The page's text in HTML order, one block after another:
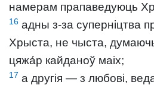
намерам прапаведуюць
16 адны з-за суперніцтва
Хрыста, не чыста,
цяжа́р кайданоў маіх;
17 а другія — з любові,